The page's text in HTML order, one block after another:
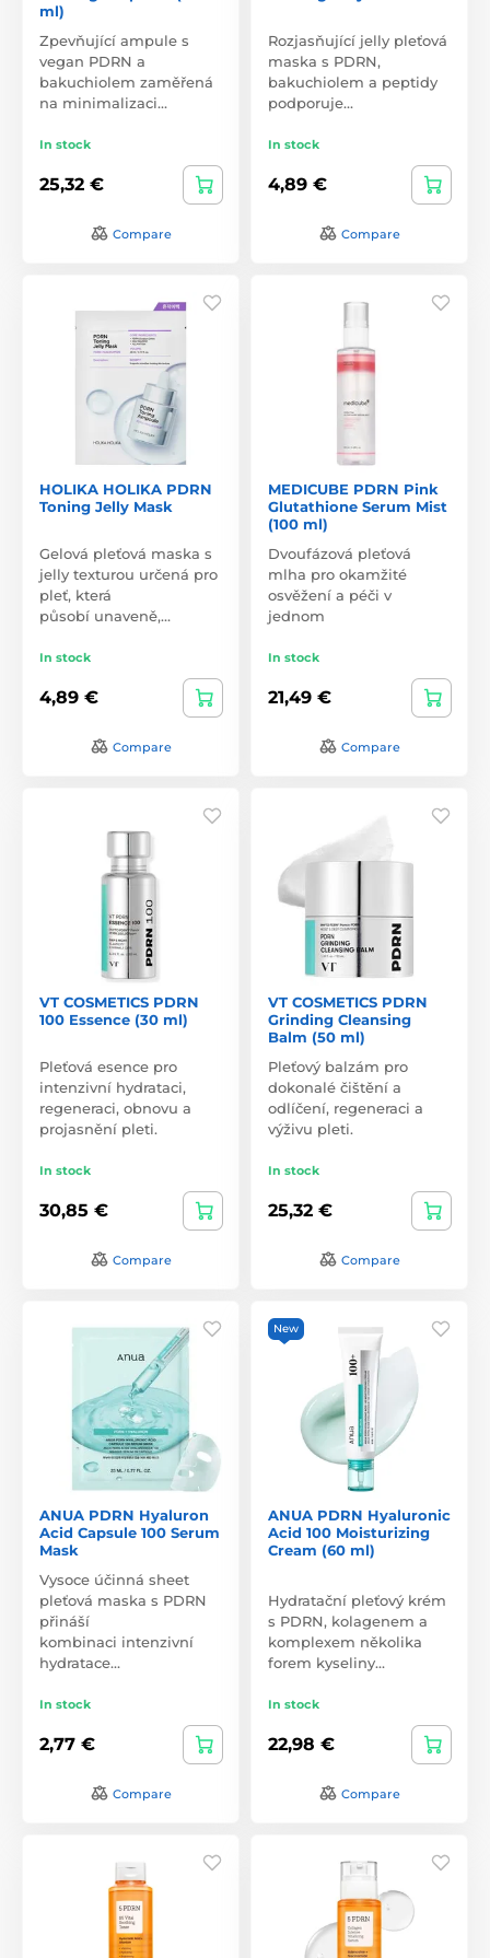
ml)
Zpevňující ampule s
vegan PDRN a
bakuchiolem zaměřená
na minimalizaci…
In stock
25,32 €
Compare
Rozjasňující jelly pleťová
maska s PDRN,
bakuchiolem a peptidy
podporuje…
In stock
4,89 €
Compare
HOLIKA HOLIKA PDRN
Toning Jelly Mask
Gelová pleťová maska s
jelly texturou určená pro
pleť, která
působí unaveně,…
In stock
4,89 €
Compare
MEDICUBE PDRN Pink
Glutathione Serum Mist
(100 ml)
Dvoufázová pleťová
mlha pro okamžité
osvěžení a péči v
jednom
In stock
21,49 €
Compare
VT COSMETICS PDRN
100 Essence (30 ml)
Pleťová esence pro
intenzivní hydrataci,
regeneraci, obnovu a
projasnění pleti.
In stock
30,85 €
Compare
VT COSMETICS PDRN
Grinding Cleansing
Balm (50 ml)
Pleťový balzám pro
dokonalé čištění a
odlíčení, regeneraci a
výživu pleti.
In stock
25,32 €
Compare
ANUA PDRN Hyaluron
Acid Capsule 100 Serum
Mask
Vysoce účinná sheet
pleťová maska s PDRN
přináší
kombinaci intenzivní
hydratace…
In stock
2,77 €
Compare
New
ANUA PDRN Hyaluronic
Acid 100 Moisturizing
Cream (60 ml)
Hydratační pleťový krém
s PDRN, kolagenem a
komplexem několika
forem kyseliny…
In stock
22,98 €
Compare